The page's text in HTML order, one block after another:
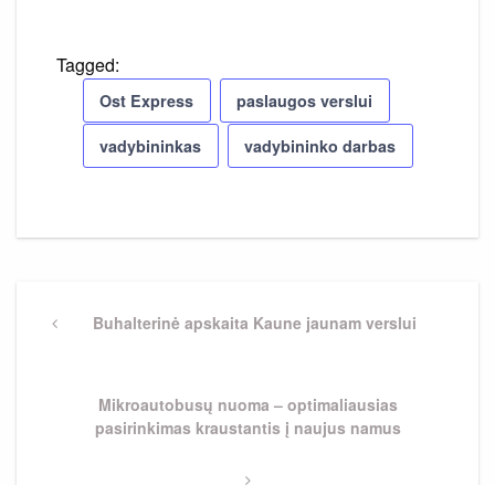
Tagged:
Ost Express paslaugos verslui
vadybininkas vadybininko darbas
tarpPreviousBuhalterinė apskaita Kaune jaunam verslui
Mikroautobusų nuoma – optimaliausias
pasirinkimas kraustantis į naujus namus